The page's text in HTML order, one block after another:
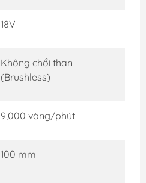
18V
Không chổi than
(Brushless)
9,000 vòng/phút
100 mm